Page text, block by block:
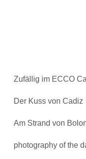
Zufällig im ECCO
Der Kuss von Cadiz
Am Strand von
photography of the